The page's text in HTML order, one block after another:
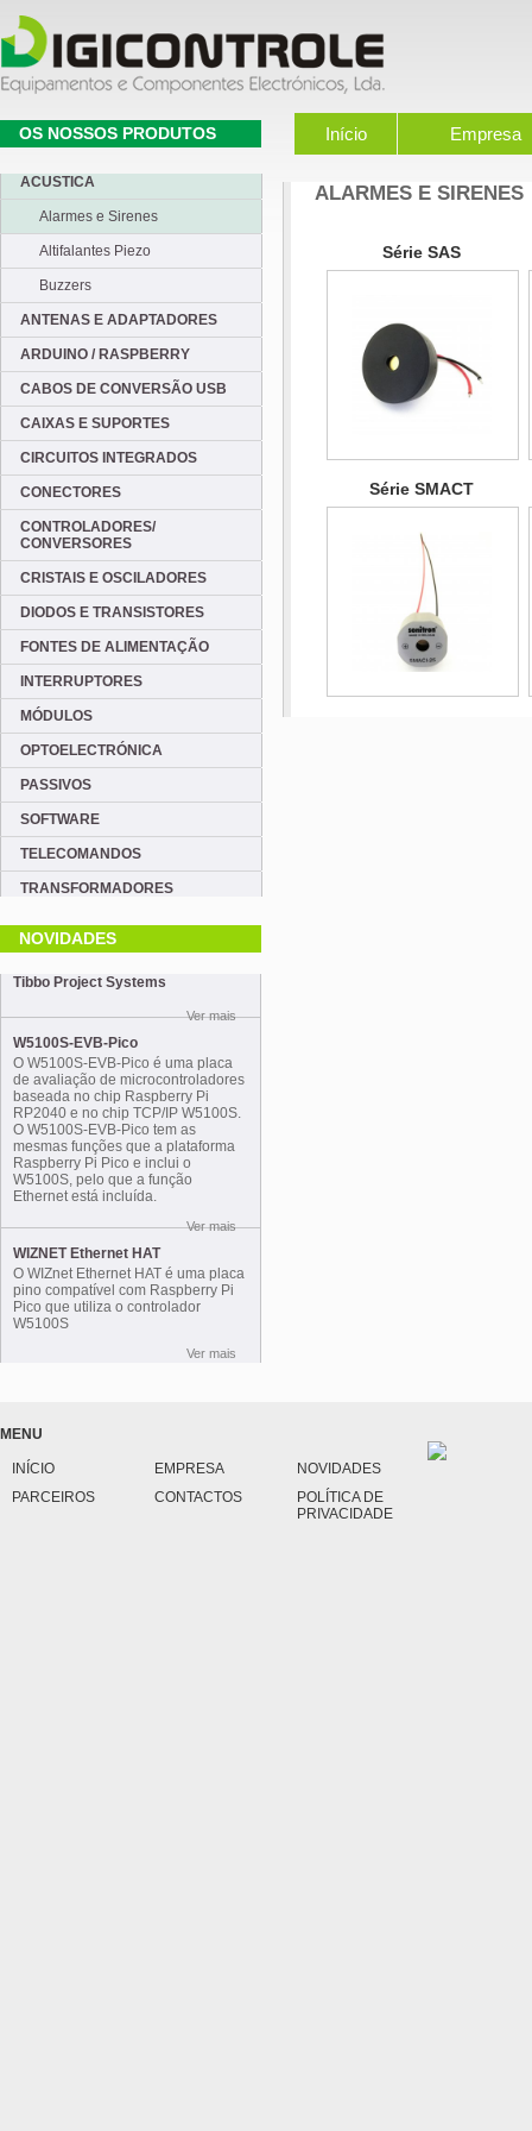
Início Empresa
ALARMES E SIRENES
Série SAS
Série SMACT
OS NOSSOS PRODUTOS
ACUSTICA
Alarmes e Sirenes
Altifalantes Piezo
Buzzers
ANTENAS E ADAPTADORES
ARDUINO / RASPBERRY
CABOS DE CONVERSÃO USB
CAIXAS E SUPORTES
CIRCUITOS INTEGRADOS
CONECTORES
CONTROLADORES/
CONVERSORES
CRISTAIS E OSCILADORES
DIODOS E TRANSISTORES
FONTES DE ALIMENTAÇÃO
INTERRUPTORES
MÓDULOS
OPTOELECTRÓNICA
PASSIVOS
SOFTWARE
TELECOMANDOS
TRANSFORMADORES
NOVIDADES
Tibbo Project Systems
Ver mais
W5100S-EVB-Pico
O W5100S-EVB-Pico é uma placa
de avaliação de microcontroladores
baseada no chip Raspberry Pi
RP2040 e no chip TCP/IP W5100S.
O W5100S-EVB-Pico tem as
mesmas funções que a plataforma
Raspberry Pi Pico e inclui o
W5100S, pelo que a função
Ethernet está incluída.
Ver mais
WIZNET Ethernet HAT
O WIZnet Ethernet HAT é uma placa
pino compatível com Raspberry Pi
Pico que utiliza o controlador
W5100S
Ver mais
MENU
INÍCIO EMPRESA
NOVIDADES
PARCEIROS
CONTACTOS
POLÍTICA DE
PRIVACIDADE